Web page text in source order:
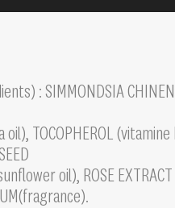
: SIMMONDSIA
TOCOPHEROL
oil), ROSE